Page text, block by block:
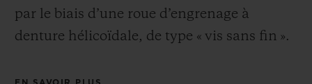
par le biais d’une roue d’engrenage à
denture hélicoïdale, de type « vis sans fin ».